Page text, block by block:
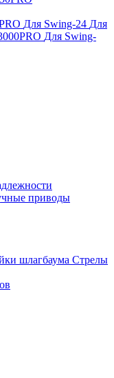
Для Swing-24 Для
Для Swing-
приводы
шлагбаума Стрелы